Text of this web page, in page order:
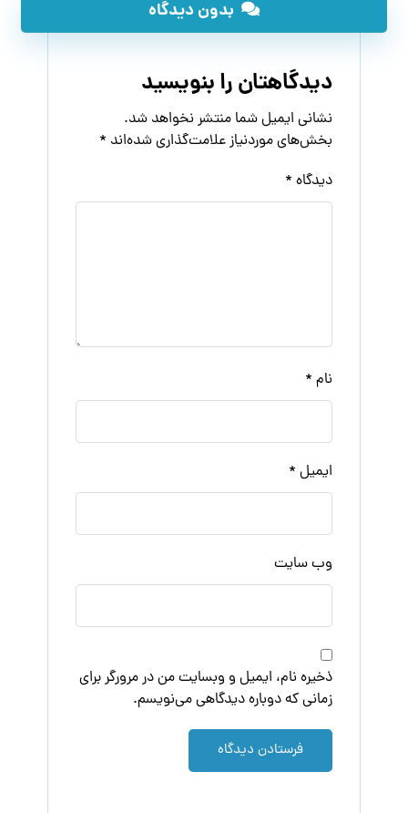
بدون دیدگاه
دیدگاهتان را بنویسید
نشانی ایمیل شما منتشر نخواهد شد.
بخش‌های موردنیاز علامت‌گذاری شده‌اند *
دیدگاه *
نام *
ایمیل *
وب‌ سایت
ذخیره نام، ایمیل و وبسایت من در مرورگر برای
زمانی که دوباره دیدگاهی می‌نویسم.
فرستادن دیدگاه